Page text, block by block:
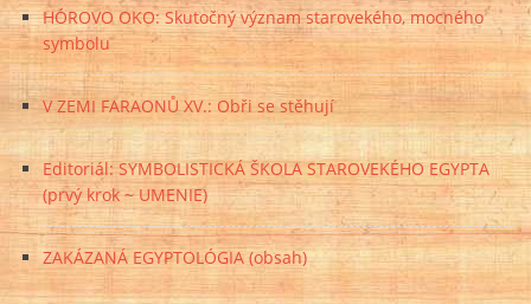
HÓROVO OKO: Skutočný význam starovekého, mocného
symbolu
V ZEMI FARAONŮ XV.: Obři se stěhují
Editoriál: SYMBOLISTICKÁ ŠKOLA STAROVEKÉHO EGYPTA
(prvý krok ~ UMENIE)
ZAKÁZANÁ EGYPTOLÓGIA (obsah)